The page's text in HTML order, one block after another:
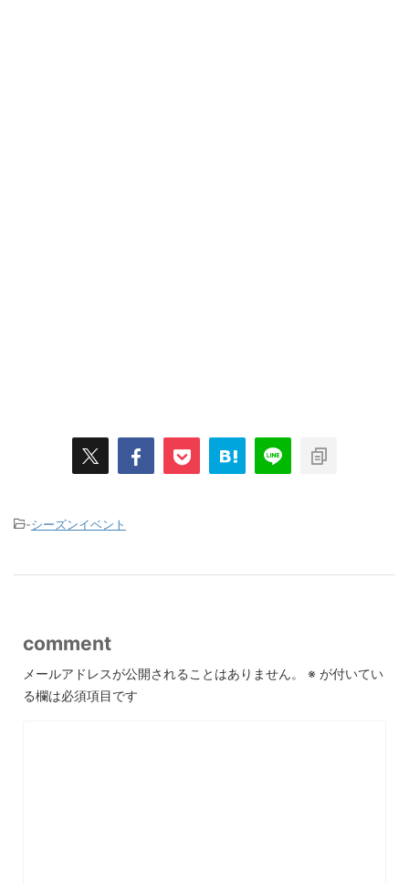
-シーズンイベント
comment
メールアドレスが公開されることはありません。 ※ が付いてい
る欄は必須項目です